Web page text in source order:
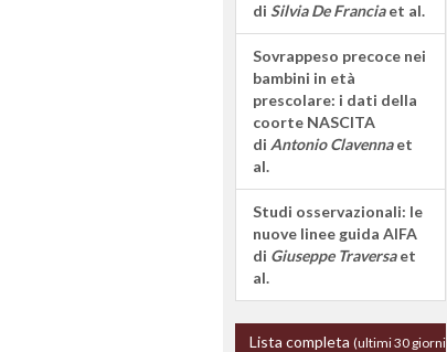
di Silvia De Franciaet al.
Sovrappeso precoce nei
bambini in età
prescolare: i dati della
coorte NASCITA
di Antonio Clavennaet
al.
Studi osservazionali: le
nuove linee guida AIFA
di Giuseppe Traversaet
al.
Lista completa (ultimi 30 giorni)